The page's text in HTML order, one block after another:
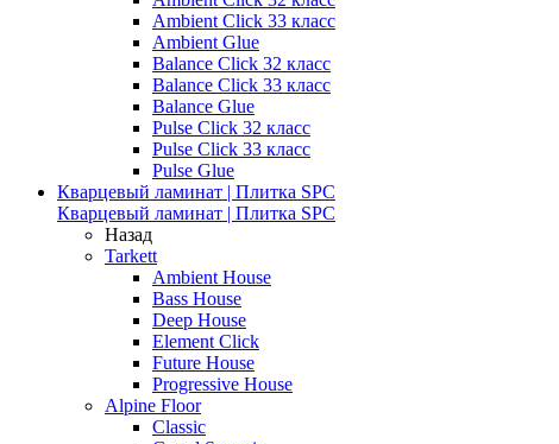
Ambient Click 33 класс
Ambient Glue
Balance Click 32 класс
Balance Click 33 класс
Balance Glue
Pulse Click 32 класс
Pulse Click 33 класс
Pulse Glue
Кварцевый ламинат | Плитка SPC
Кварцевый ламинат | Плитка SPC
Назад
Tarkett
Ambient House
Bass House
Deep House
Element Click
Future House
Progressive House
Alpine Floor
Classic